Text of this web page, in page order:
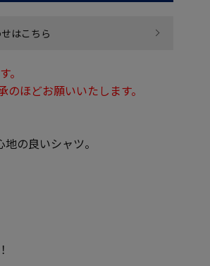
はこちら
。
ほどお願いいたします。
の良いシャツ。